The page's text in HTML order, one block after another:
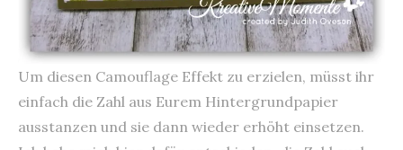
Um diesen Camouflage Effekt zu erzielen, müsst ihr
einfach die Zahl aus Eurem Hintergrundpapier
ausstanzen und sie dann wieder erhöht einsetzen.